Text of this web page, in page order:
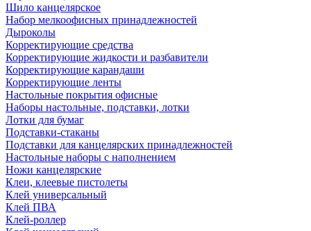
Шило канцелярское
Набор мелкоофисных принадлежностей
Дыроколы
Корректирующие средства
Корректирующие жидкости и разбавители
Корректирующие карандаши
Корректирующие ленты
Настольные покрытия офисные
Наборы настольные, подставки, лотки
Лотки для бумаг
Подставки-стаканы
Подставки для канцелярских принадлежностей
Настольные наборы с наполнением
Ножи канцелярские
Клеи, клеевые пистолеты
Клей универсальный
Клей ПВА
Клей-роллер